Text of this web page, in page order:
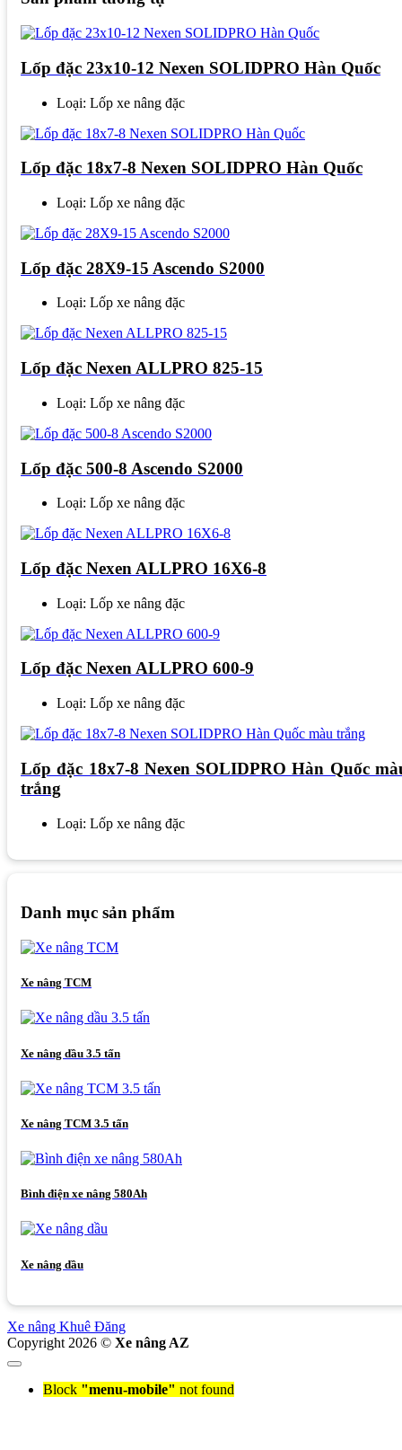
Lốp đặc 23x10-12 Nexen SOLIDPRO Hàn Quốc
Loại: Lốp xe nâng đặc
Lốp đặc 18x7-8 Nexen SOLIDPRO Hàn Quốc
Loại: Lốp xe nâng đặc
Lốp đặc 28X9-15 Ascendo S2000
Loại: Lốp xe nâng đặc
Lốp đặc Nexen ALLPRO 825-15
Loại: Lốp xe nâng đặc
Lốp đặc 500-8 Ascendo S2000
Loại: Lốp xe nâng đặc
Lốp đặc Nexen ALLPRO 16X6-8
Loại: Lốp xe nâng đặc
Lốp đặc Nexen ALLPRO 600-9
Loại: Lốp xe nâng đặc
Lốp đặc 18x7-8 Nexen SOLIDPRO Hàn Quốc
trắng
Loại: Lốp xe nâng đặc
Danh mục sản phẩm
Xe nâng TCM
Xe nâng dầu 3.5 tấn
Xe nâng TCM 3.5 tấn
Bình điện xe nâng 580Ah
Xe nâng dầu
Xe nâng Khuê Đăng
Copyright 2026 © Xe nâng AZ
Block "menu-mobile" not found